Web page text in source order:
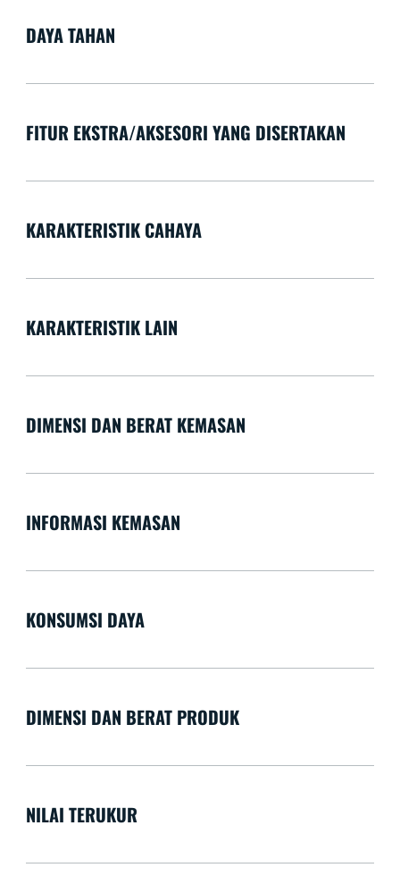
DAYA TAHAN
FITUR EKSTRA/AKSESORI YANG DISERTAKAN
KARAKTERISTIK CAHAYA
KARAKTERISTIK LAIN
DIMENSI DAN BERAT KEMASAN
INFORMASI KEMASAN
KONSUMSI DAYA
DIMENSI DAN BERAT PRODUK
NILAI TERUKUR